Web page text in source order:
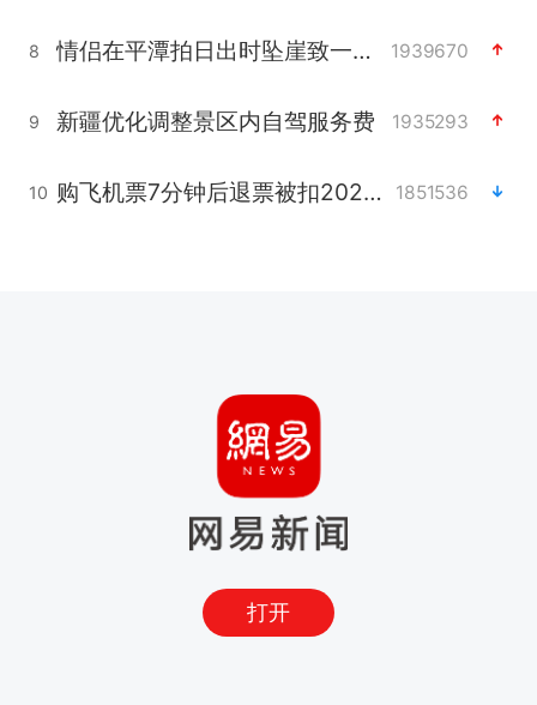
8 情侣在平潭拍日出时坠崖致一死一伤 1939670
9 新疆优化调整景区内自驾服务费 1935293
10 购飞机票7分钟后退票被扣2022元 1851536
打开